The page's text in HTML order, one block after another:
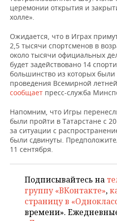
НЕФТЕХИМИЯ
ОПК
ЭНЕРГЕТИКА
РОЗНИЧНАЯ ТОРГОВЛЯ
ТРАНСПОРТ
УСЛУГИ
НОВОСТИ ТЕХНОЛОГИЙ
IT
МЕДИА
ТЕЛЕКОММУНИКАЦИИ
МЕРОПРИЯТИЯ
НОВОСТИ МЕРОПРИЯТИЙ
ВЫЕЗДНАЯ РЕДАКЦИЯ
БИЗНЕС-БРАНЧИ
ONLINE-КОНФЕРЕНЦИИ
ОТКРЫТАЯ ЛЕКЦИЯ
СПОРТ
НОВОСТИ СПОРТА
ФУТБОЛ
ХОККЕЙ
БАСКЕТБОЛ
ВОЛЕЙБОЛ
КИБЕРСПОРТ
ФИГУРНОЕ КАТАНИЕ
ОБЩЕСТВО
НОВОСТИ ОБЩЕСТВА
ВЛАСТЬ
ИНФРАСТРУКТУРА
ИСТОРИЯ
КУЛЬТУРА
МЕДИЦИНА
ФОТОГАЛЕРЕЯ
СЮЖЕТЫ
СПРАВОЧНИК
СПИСОК ПЕРСОН
СПИСОК КОМПАНИЙ
ПОЛНАЯ ВЕРСИЯ
церемонии открытия и
холле».
Ожидается, что в Играх
2,5 тысячи спортсменов в
около тысячи официальных
будет задействовано 14
большинство из которых
проведения Всемирной
сообщает пресс-служба
Напомним, что Игры
были пройти в Татарстане с
за ситуации с
были сдвинуты.
11 сентября.
Подписывайтесь на
группу «ВКонтакте»,
страницу в
времени».